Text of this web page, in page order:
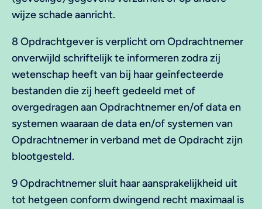
wijze schade aanricht.
8 Opdrachtgever is verplicht om Opdrachtnemer
onverwijld schriftelijk te informeren zodra zij
wetenschap heeft van bij haar geïnfecteerde
bestanden die zij heeft gedeeld met of
overgedragen aan Opdrachtnemer en/of data en
systemen waaraan de data en/of systemen van
Opdrachtnemer in verband met de Opdracht zijn
blootgesteld.
9 Opdrachtnemer sluit haar aansprakelijkheid uit
tot hetgeen conform dwingend recht maximaal is